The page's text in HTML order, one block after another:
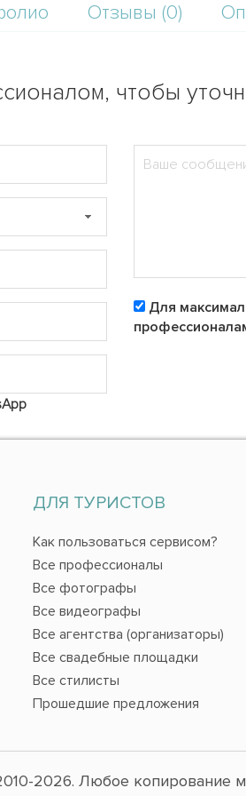
Отзывы (0)
чтобы
Для
ДЛЯ ТУРИСТОВ
Как пользоваться сервисом?
Все профессионалы
Все фотографы
Все видеографы
Все агентства (организаторы)
Все свадебные площадки
Все стилисты
Прошедшие предложения
2026. Любое копирование